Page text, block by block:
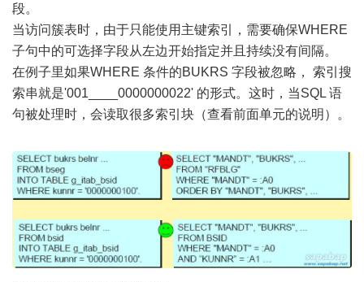
段。
当访问簇表时，由于只能使用主键索引，需要确保WHERE
子句中的可选择字段从左边开始指定并且持续没有间隔。
在例子里如果WHERE 条件的BUKRS 字段被忽略， 索引搜
索串就是'001____0000000022' 的形式。这时，当SQL 语
句被处理时，会读取很多索引块（查看前面单元的说明）。